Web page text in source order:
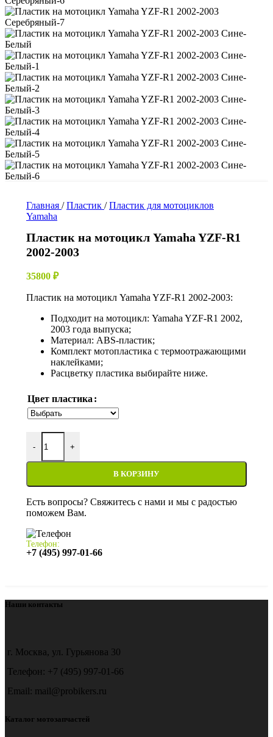
Главная / Пластик / Пластик для мотоциклов
Yamaha
Пластик на мотоцикл Yamaha YZF-R1
2002-2003
35800 ₽
Пластик на мотоцикл Yamaha YZF-R1 2002-2003:
Подходит на мотоцикл: Yamaha YZF-R1 2002,
2003 года выпуска;
Материал: ABS-пластик;
Комплект мотопластика с термоотражающими
наклейками;
Расцветку пластика выбирайте ниже.
Цвет пластика
-
Количество товара Пластик на мотоцикл Yamaha YZF-R1
+
В КОРЗИНУ
Есть вопросы? Свяжитесь с нами и мы с радостью
поможем Вам.
Телефон:
+7 (495) 997-01-66
Наши контакты
г. Москва, ул. Гурьянова 30
Телефон: +7 (495) 997-01-66
Email: mail@probikers.ru
Каталог мотозапчастей